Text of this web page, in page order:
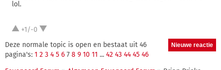
lol.
+1/-0
Deze normale topic is open en bestaat uit 46
pagina's: 1 2 3 4 5 6 7 8 9 10 11 ... 42 43 44 45 46